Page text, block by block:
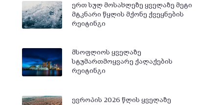
ერთ სულ მოსახლეზე ყველაზე მეტი
მტკნარი წყლის მქონე ქვეყნების
რეიტინგი
მსოფლიოს ყველაზე
სტუმართმოყვარე ქალაქების
რეიტინგი
ევროპის 2026 წლის ყველაზე